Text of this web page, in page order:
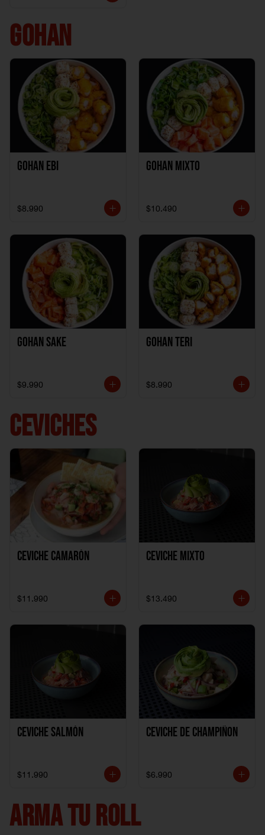
GOHAN
Gohan Ebi
$8.990
Gohan Mixto
$10.490
Gohan Sake
$9.990
Gohan Teri
$8.990
CEVICHES
Ceviche Camarón
$11.990
Ceviche Mixto
$13.490
Ceviche Salmón
$11.990
Ceviche de Champiñon
$6.990
ARMA TU ROLL